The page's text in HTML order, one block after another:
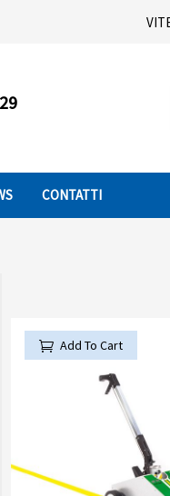
CONTATTI
Add To Cart